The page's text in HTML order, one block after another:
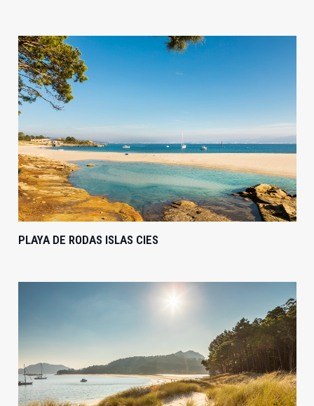
PLAYA DE RODAS ISLAS CIES